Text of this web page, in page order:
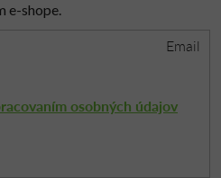
e-shope.
Email
osobných údajov